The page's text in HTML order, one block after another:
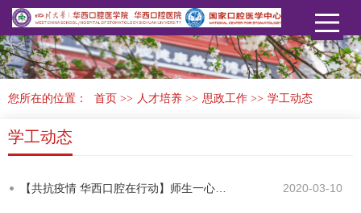
您所在的位置： 首页 >> 人才培养 >> 思政工作 >> 学工动态
学工动态
【共抗疫情 华西口腔在行动】师生一心克时艰，线上指导传大爱 2020-03-10